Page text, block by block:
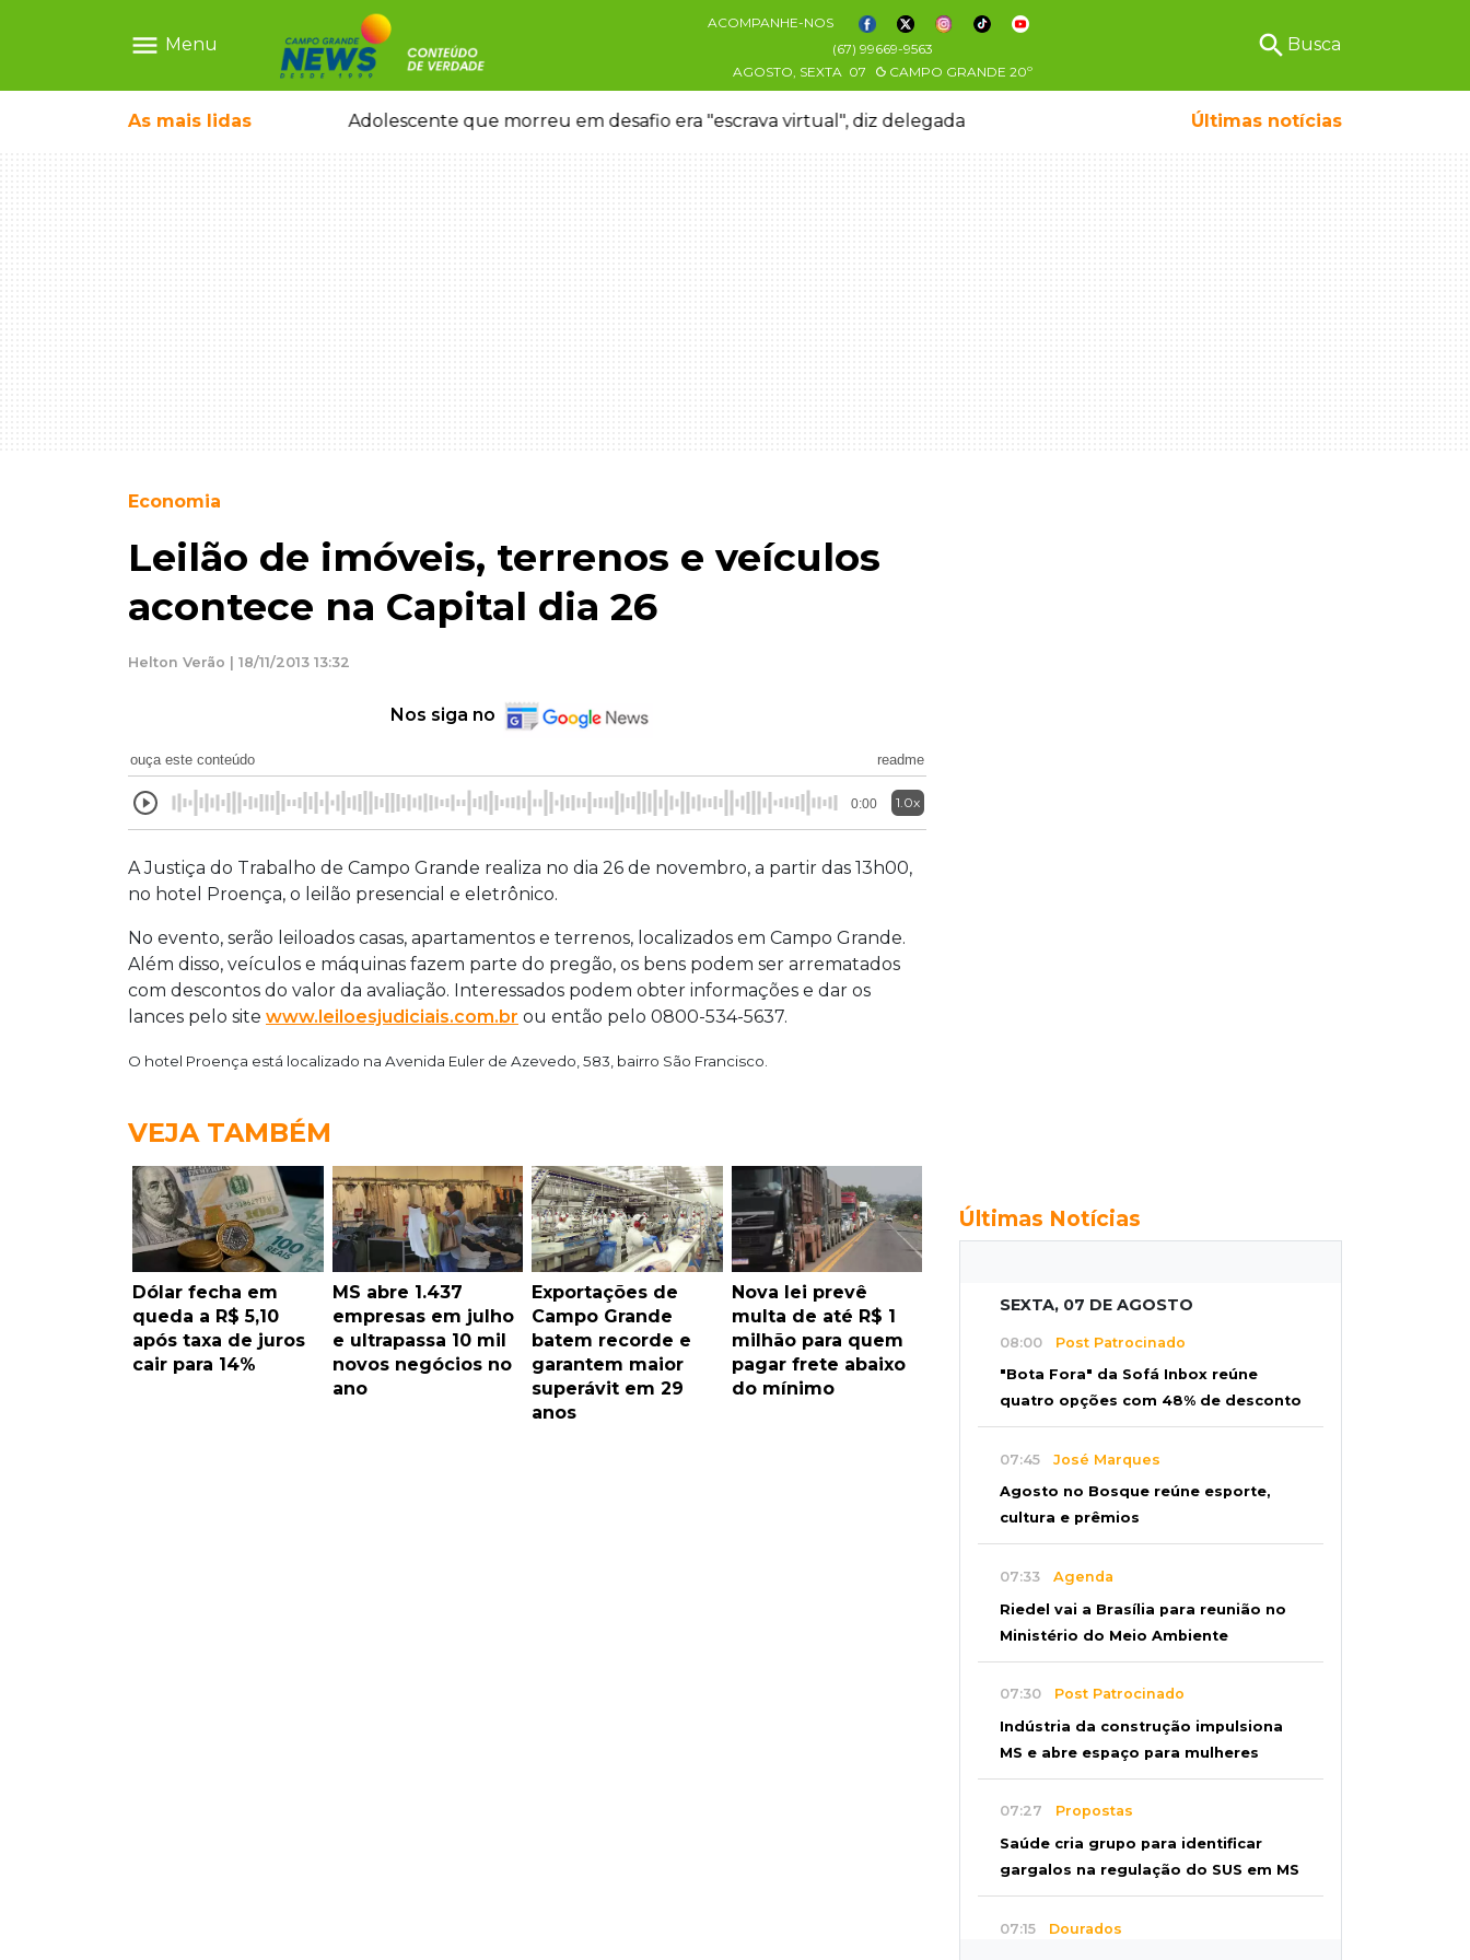
menu Menu
ACOMPANHE-NOS
(67) 99669-9563
AGOSTO, SEXTA 07 CAMPO GRANDE 20º
search Busca
As mais lidas
ganhar dia oficial em MS Adolescente que morreu em desafio era "escrava virtual", diz delegada Últimas notícias
Economia
Leilão de imóveis, terrenos e veículos
acontece na Capital dia 26
Helton Verão | 18/11/2013 13:32
Nos siga no
ouça este conteúdo readme
0:00 1.0x
A Justiça do Trabalho de Campo Grande realiza no dia 26 de novembro, a partir das 13h00,
no hotel Proença, o leilão presencial e eletrônico.
No evento, serão leiloados casas, apartamentos e terrenos, localizados em Campo Grande.
Além disso, veículos e máquinas fazem parte do pregão, os bens podem ser arrematados
com descontos do valor da avaliação. Interessados podem obter informações e dar os
lances pelo site www.leiloesjudiciais.com.br ou então pelo 0800-534-5637.
O hotel Proença está localizado na Avenida Euler de Azevedo, 583, bairro São Francisco.
VEJA TAMBÉM
Dólar fecha em
queda a R$ 5,10
após taxa de juros
cair para 14%
MS abre 1.437
empresas em julho
e ultrapassa 10 mil
novos negócios no
ano
Exportações de
Campo Grande
batem recorde e
garantem maior
superávit em 29
anos
Nova lei prevê
multa de até R$ 1
milhão para quem
pagar frete abaixo
do mínimo
Últimas Notícias
SEXTA, 07 DE AGOSTO
08:00 Post Patrocinado
"Bota Fora" da Sofá Inbox reúne
quatro opções com 48% de desconto
07:45 José Marques
Agosto no Bosque reúne esporte,
cultura e prêmios
07:33 Agenda
Riedel vai a Brasília para reunião no
Ministério do Meio Ambiente
07:30 Post Patrocinado
Indústria da construção impulsiona
MS e abre espaço para mulheres
07:27 Propostas
Saúde cria grupo para identificar
gargalos na regulação do SUS em MS
07:15 Dourados